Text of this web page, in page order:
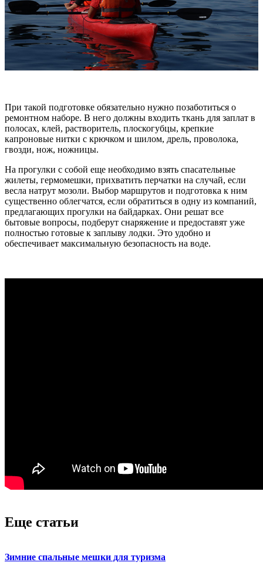
При такой подготовке обязательно нужно позаботиться о
ремонтном наборе. В него должны входить ткань для заплат в
полосах, клей, растворитель, плоскогубцы, крепкие
капроновые нитки с крючком и шилом, дрель, проволока,
гвозди, нож, ножницы.
На прогулки с собой еще необходимо взять спасательные
жилеты, гермомешки, прихватить перчатки на случай, если
весла натрут мозоли. Выбор маршрутов и подготовка к ним
существенно облегчатся, если обратиться в одну из компаний,
предлагающих прогулки на байдарках. Они решат все
бытовые вопросы, подберут снаряжение и предоставят уже
полностью готовые к заплыву лодки. Это удобно и
обеспечивает максимальную безопасность на воде.
Еще статьи
Зимние спальные мешки для туризма